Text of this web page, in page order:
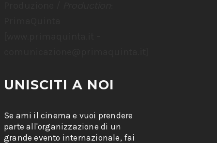
UNISCITI A NOI
Se ami il cinema e vuoi prendere
parte all'organizzazione di un
grande evento internazionale, fai